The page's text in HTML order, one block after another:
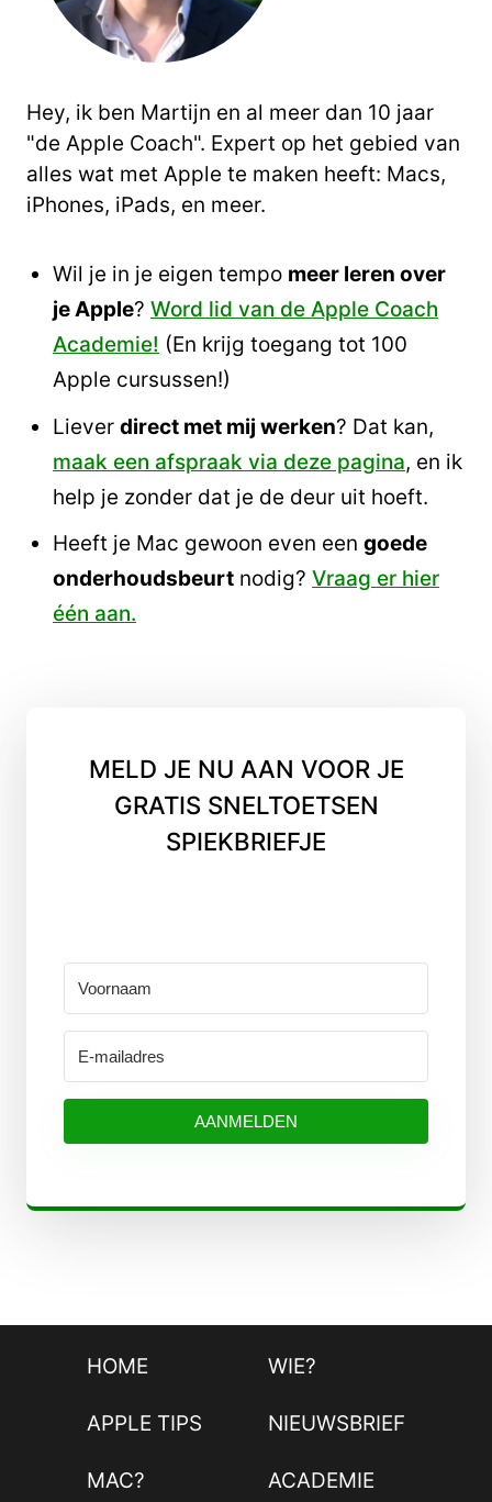
Hey, ik ben Martijn en al meer dan 10 jaar
"de Apple Coach". Expert op het gebied van
alles wat met Apple te maken heeft: Macs,
iPhones, iPads, en meer.
Wil je in je eigen tempo meer leren over
je Apple? Word lid van de Apple Coach
Academie! (En krijg toegang tot 100
Apple cursussen!)
Liever direct met mij werken? Dat kan,
maak een afspraak via deze pagina, en ik
help je zonder dat je de deur uit hoeft.
Heeft je Mac gewoon even een goede
onderhoudsbeurt nodig? Vraag er hier
één aan.
MELD JE NU AAN VOOR JE
GRATIS SNELTOETSEN
SPIEKBRIEFJE
AANMELDEN
HOME WIE?
APPLE TIPS NIEUWSBRIEF
MAC? ACADEMIE